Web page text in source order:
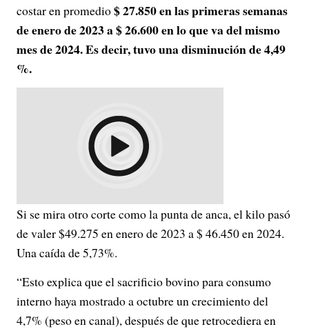
costar en promedio$ 27.850 en las primeras semanas
de enero de 2023 a $ 26.600 en lo que va del mismo
mes de 2024. Es decir, tuvo una disminución de 4,49
%.
Si se mira otro corte como la punta de anca, el kilo pasó
de valer $49.275 en enero de 2023 a $ 46.450 en 2024.
Una caída de 5,73%.
“Esto explica que el sacrificio bovino para consumo
interno haya mostrado a octubre un crecimiento del
4,7% (peso en canal), después de que retrocediera en